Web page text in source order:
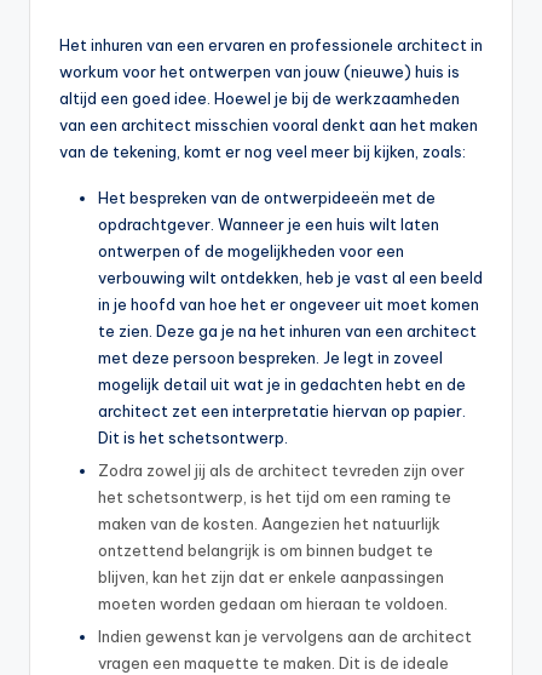
Het inhuren van een ervaren en professionele architect in
workum voor het ontwerpen van jouw (nieuwe) huis is
altijd een goed idee. Hoewel je bij de werkzaamheden
van een architect misschien vooral denkt aan het maken
van de tekening, komt er nog veel meer bij kijken, zoals:
Het bespreken van de ontwerpideeën met de
opdrachtgever. Wanneer je een huis wilt laten
ontwerpen of de mogelijkheden voor een
verbouwing wilt ontdekken, heb je vast al een beeld
in je hoofd van hoe het er ongeveer uit moet komen
te zien. Deze ga je na het inhuren van een architect
met deze persoon bespreken. Je legt in zoveel
mogelijk detail uit wat je in gedachten hebt en de
architect zet een interpretatie hiervan op papier.
Dit is het schetsontwerp.
Zodra zowel jij als de architect tevreden zijn over
het schetsontwerp, is het tijd om een raming te
maken van de kosten. Aangezien het natuurlijk
ontzettend belangrijk is om binnen budget te
blijven, kan het zijn dat er enkele aanpassingen
moeten worden gedaan om hieraan te voldoen.
Indien gewenst kan je vervolgens aan de architect
vragen een maquette te maken. Dit is de ideale